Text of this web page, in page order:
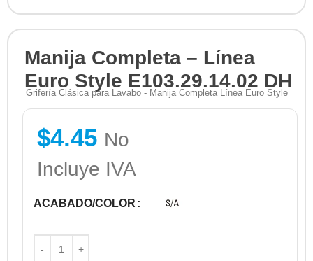
Manija Completa – Línea
Euro Style E103.29.14.02 DH
Grifería Clásica para Lavabo - Manija Completa Línea Euro Style
$4.45 No
Incluye IVA
ACABADO/COLOR